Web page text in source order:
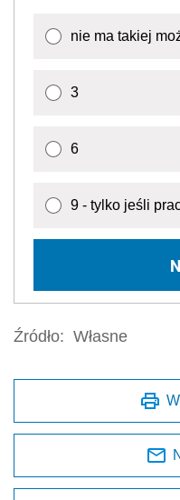
nie ma takiej
3
6
9 - tylko jeśli
Źródło: Własne